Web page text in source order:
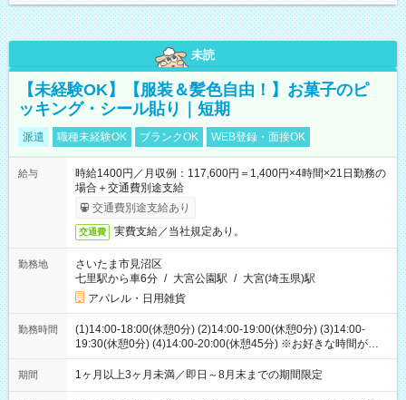
未読
【未経験OK】【服装＆髪色自由！】お菓子のピ
ッキング・シール貼り｜短期
派遣 職種未経験OK ブランクOK WEB登録・面接OK
給与
時給1400円／月収例：117,600円＝1,400円×4時間×21日勤務の
場合＋交通費別途支給
交通費別途支給あり
交通費 実費支給／当社規定あり。
勤務地
さいたま市見沼区
七里駅から車6分 / 大宮公園駅 / 大宮(埼玉県)駅
アパレル・日用雑貨
勤務時間
(1)14:00-18:00(休憩0分) (2)14:00-19:00(休憩0分) (3)14:00-
19:30(休憩0分) (4)14:00-20:00(休憩45分) ※お好きな時間が選べ
ます
期間 1ヶ月以上3ヶ月未満／即日～8月末までの期間限定